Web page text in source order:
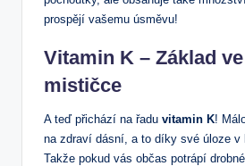
prospějí​ vašemu úsměvu!
Vitamin K – Základ⁣
mističce
A teď přichází na ‌řadu vitamin K!
na zdraví dásní, a to díky své úloze v
Takže ⁣pokud vás občas potrápí⁢